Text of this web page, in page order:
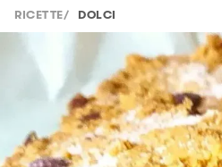
RICETTE/ DOLCI